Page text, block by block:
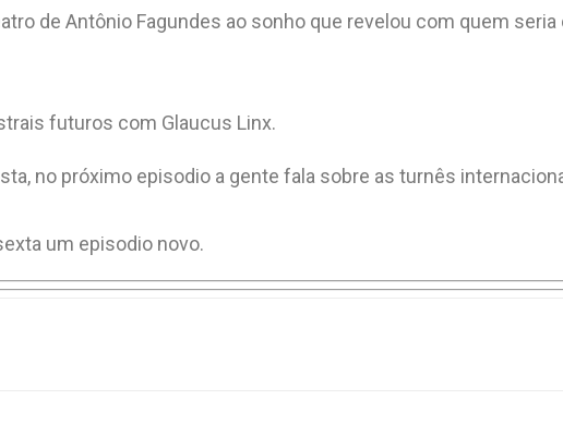
de Antônio Fagundes ao sonho que revelou com quem seria
futuros com Glaucus Linx.
no próximo episodio a gente fala sobre as turnês
um episodio novo.